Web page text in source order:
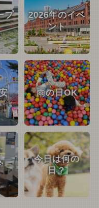
プ
2026年のイベ
ント
雨の日OK
今日は何の
日？